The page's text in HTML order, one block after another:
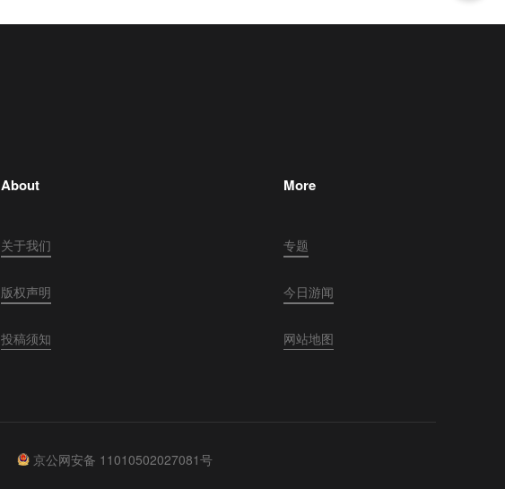
About
关于我们
版权声明
投稿须知
More
专题
今日游闻
网站地图
京公网安备 11010502027081号